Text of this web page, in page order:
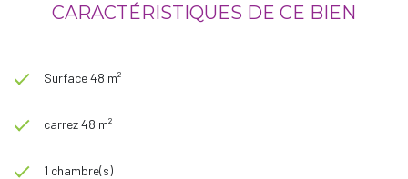
CARACTÉRISTIQUES DE CE BIEN
Surface 48 m²
carrez 48 m²
1 chambre(s)